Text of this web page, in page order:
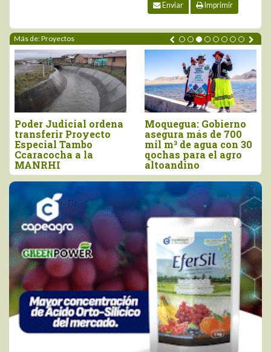
Enviar Imprimir
Más de: Proyectos
Poder Judicial ordena
transferir Proyecto
Especial Tambo
Ccaracocha a la
MANRHI
Moquegua: Gobierno
asegura más de 700
mil m³ de agua con 30
qochas para el agro
altoandino